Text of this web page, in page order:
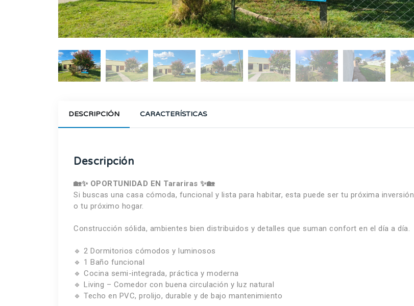
DESCRIPCIÓN CARACTERÍSTICAS
Descripción
🏡✨ OPORTUNIDAD EN Tarariras ✨🏡
Si buscas una casa cómoda, funcional y lista para habitar, esta puede ser tu próxima inversión
o tu próximo hogar.
Construcción sólida, ambientes bien distribuidos y detalles que suman confort en el día a día.
🔹 2 Dormitorios cómodos y luminosos
🔹 1 Baño funcional
🔹 Cocina semi-integrada, práctica y moderna
🔹 Living – Comedor con buena circulación y luz natural
🔹 Techo en PVC, prolijo, durable y de bajo mantenimiento